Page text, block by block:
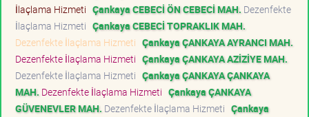
İlaçlama Hizmeti Çankaya CEBECİ ÖN CEBECİ MAH. Dezenfekte
İlaçlama Hizmeti Çankaya CEBECİ TOPRAKLIK MAH.
Dezenfekte İlaçlama Hizmeti Çankaya ÇANKAYA AYRANCI MAH.
Dezenfekte İlaçlama Hizmeti Çankaya ÇANKAYA AZİZİYE MAH.
Dezenfekte İlaçlama Hizmeti Çankaya ÇANKAYA ÇANKAYA
MAH. Dezenfekte İlaçlama Hizmeti Çankaya ÇANKAYA
GÜVENEVLER MAH. Dezenfekte İlaçlama Hizmeti Çankaya